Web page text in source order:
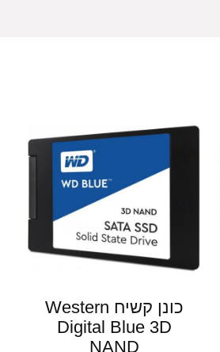
כונן קשיח Western
Digital Blue 3D
NAND